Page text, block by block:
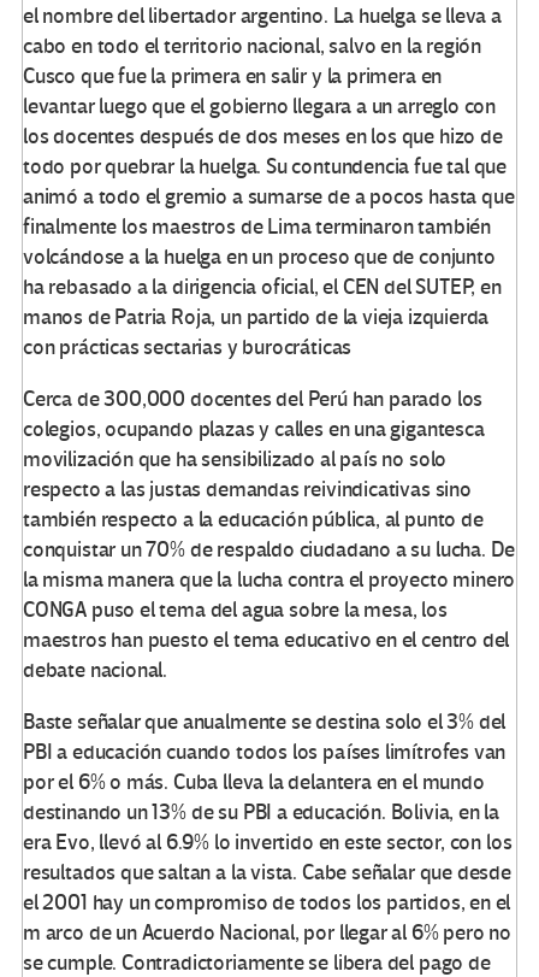
el nombre del libertador argentino. La huelga se lleva a
cabo en todo el territorio nacional, salvo en la región
Cusco que fue la primera en salir y la primera en
levantar luego que el gobierno llegara a un arreglo con
los docentes después de dos meses en los que hizo de
todo por quebrar la huelga. Su contundencia fue tal que
animó a todo el gremio a sumarse de a pocos hasta que
finalmente los maestros de Lima terminaron también
volcándose a la huelga en un proceso que de conjunto
ha rebasado a la dirigencia oficial, el CEN del SUTEP, en
manos de Patria Roja, un partido de la vieja izquierda
con prácticas sectarias y burocráticas
Cerca de 300,000 docentes del Perú han parado los
colegios, ocupando plazas y calles en una gigantesca
movilización que ha sensibilizado al país no solo
respecto a las justas demandas reivindicativas sino
también respecto a la educación pública, al punto de
conquistar un 70% de respaldo ciudadano a su lucha. De
la misma manera que la lucha contra el proyecto minero
CONGA puso el tema del agua sobre la mesa, los
maestros han puesto el tema educativo en el centro del
debate nacional.
Baste señalar que anualmente se destina solo el 3% del
PBI a educación cuando todos los países limítrofes van
por el 6% o más. Cuba lleva la delantera en el mundo
destinando un 13% de su PBI a educación. Bolivia, en la
era Evo, llevó al 6.9% lo invertido en este sector, con los
resultados que saltan a la vista. Cabe señalar que desde
el 2001 hay un compromiso de todos los partidos, en el
m arco de un Acuerdo Nacional, por llegar al 6% pero no
se cumple. Contradictoriamente se libera del pago de